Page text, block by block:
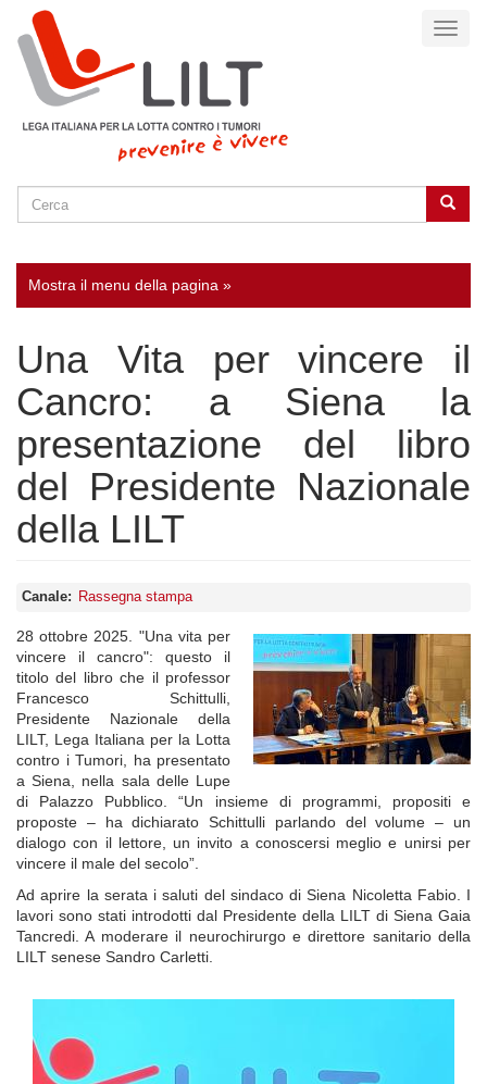
contenuto
principale
SEARCH Cerca
Mostra il menu della pagina »
Una Vita per vincere il
Cancro: a Siena la
presentazione del libro
del Presidente Nazionale
della LILT
Canale Rassegna stampa
28 ottobre 2025. "Una vita per
vincere il cancro": questo il
titolo del libro che il professor
Francesco Schittulli,
Presidente Nazionale della
LILT, Lega Italiana per la Lotta
contro i Tumori, ha presentato
a Siena, nella sala delle Lupe
di Palazzo Pubblico. “Un insieme di programmi, propositi e
proposte – ha dichiarato Schittulli parlando del volume – un
dialogo con il lettore, un invito a conoscersi meglio e unirsi per
vincere il male del secolo”.
Ad aprire la serata i saluti del sindaco di Siena Nicoletta Fabio. I
lavori sono stati introdotti dal Presidente della LILT di Siena Gaia
Tancredi. A moderare il neurochirurgo e direttore sanitario della
LILT senese Sandro Carletti.